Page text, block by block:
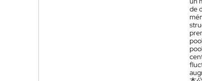
de